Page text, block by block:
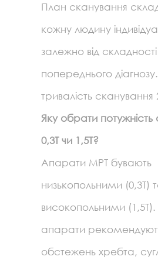
План сканування
кожну людину
залежно від складності
попереднього
тривалість сканування
Яку обрати
0,3Т чи 1,5Т?
Апарати МРТ бувають
низькопольними (0,3Т)
високопольними (1,5Т).
апарати
обстежень хребта,